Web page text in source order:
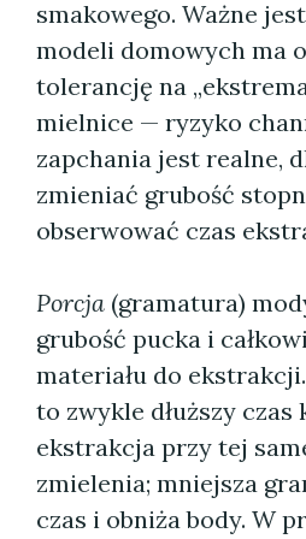
smakowego. Ważne
modeli domowych ma
tolerancję na
mielnice — ryzyko
zapchania jest realne,
zmieniać grubość
obserwować czas
Porcja (gramatura)
grubość pucka i
materiału do
to zwykle dłuższy
ekstrakcja przy tej
zmielenia; mniejsza
czas i obniża body. W